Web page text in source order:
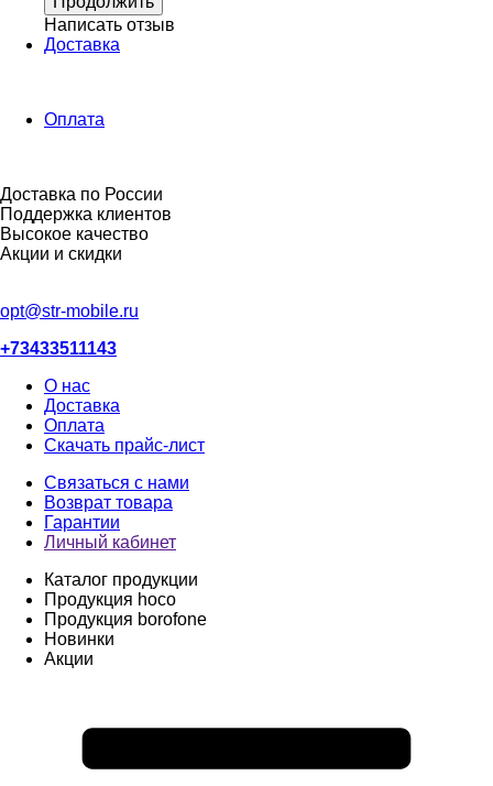
Написать отзыв
Доставка
Оплата
Доставка по России
Поддержка клиентов
Высокое качество
Акции и скидки
opt@str-mobile.ru
+73433511143
О нас
Доставка
Оплата
Скачать прайс-лист
Связаться с нами
Возврат товара
Гарантии
Личный кабинет
Каталог продукции
Продукция hoco
Продукция borofone
Новинки
Акции